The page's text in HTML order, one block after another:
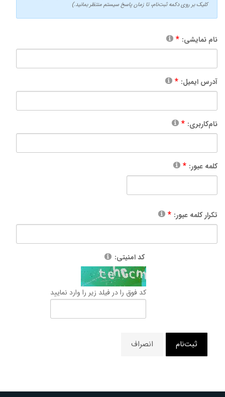
کلیک بر روی دکمه ثبت‌نام، تا زمان پاسخ سیستم منتظر بمانید.)
نام نمایشی:
آدرس ایمیل:
نام‌کاربری:
کلمه عبور:
تکرار کلمه عبور:
کد امنیتی:
کد فوق را در فیلد زیر را وارد نمایید
ثبت‌نام انصراف